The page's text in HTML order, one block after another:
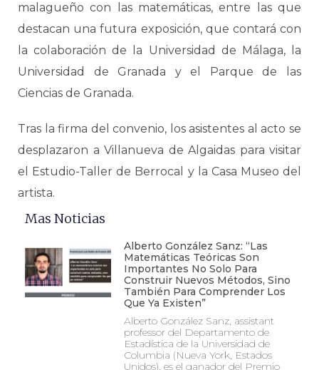
malagueño con las matemáticas, entre las que
destacan una futura exposición, que contará con
la colaboración de la Universidad de Málaga, la
Universidad de Granada y el Parque de las
Ciencias de Granada.
Tras la firma del convenio, los asistentes al acto se
desplazaron a Villanueva de Algaidas para visitar
el Estudio-Taller de Berrocal y la Casa Museo del
artista.
Mas Noticias
Alberto González Sanz: “Las
Matemáticas Teóricas Son
Importantes No Solo Para
Construir Nuevos Métodos, Sino
También Para Comprender Los
Que Ya Existen”
Alberto González Sanz, assistant
professor del Departamento de
Estadística de la Universidad de
Columbia (Nueva York, Estados
Unidos), es el ganador del Premio